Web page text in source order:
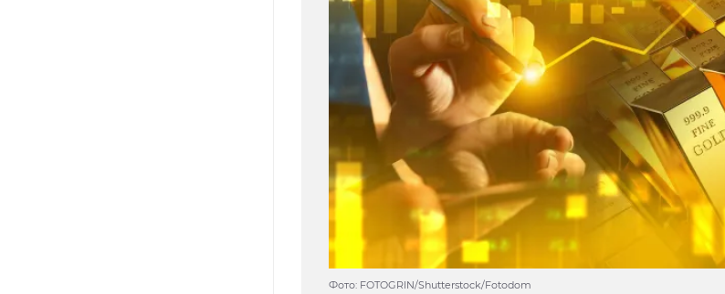
Фото: FOTOGRIN/Shutterstock/Fotodom